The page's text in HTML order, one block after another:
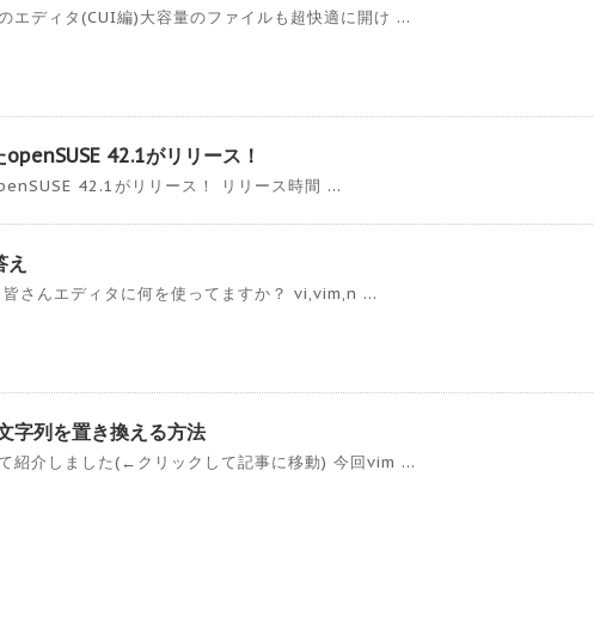
エディタ(CUI編)大容量のファイルも超快適に開け ...
42.1がリリース！
42.1がリリース！ リリース時間 ...
さんエディタに何を使ってますか？ vi,vim,n ...
字列を置き換える方法
紹介しました(←クリックして記事に移動) 今回vim ...